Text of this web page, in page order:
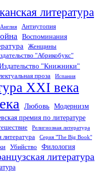
литература
Англия
Антиутопия
Воспоминания
Женщины
"Абрикобукс"
"Книжники"
проза Испания
XXI века
Любовь Модернизм
премия по литературе
Религиозная литература
литература Серия "The Big Book"
Убийство
Филология
литература